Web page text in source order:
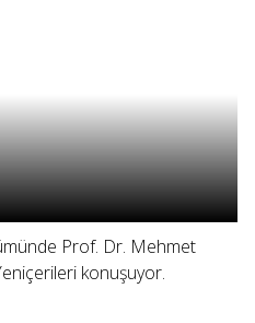
Prof. Dr. Mehmet
konuşuyor.